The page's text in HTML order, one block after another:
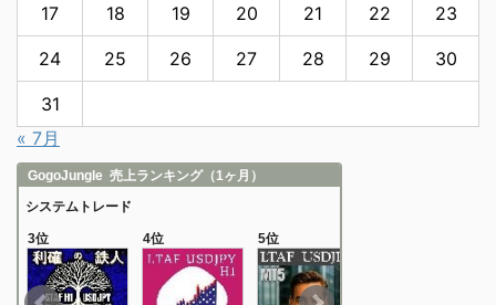
17 18 19 20 21 22 23
24 25 26 27 28 29 30
31
« 7月